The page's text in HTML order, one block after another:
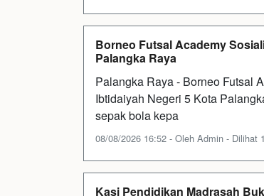
Borneo Futsal Academy
Palangka Raya
Palangka Raya - Borneo Futsal
Ibtidaiyah Negeri 5 Kota
sepak bola kepa
08/08/2026 16:52 - Oleh Admin - Dilihat
Kasi Pendidikan Madrasah